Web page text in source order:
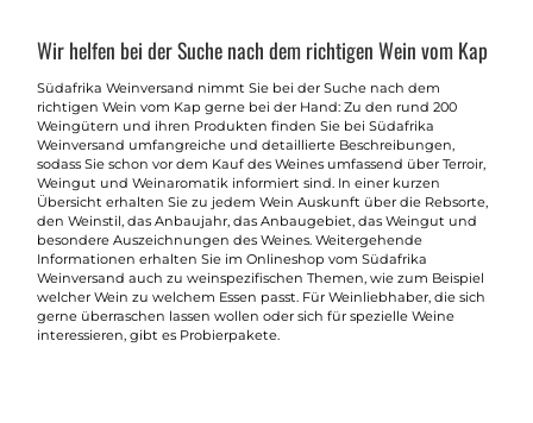
Wir helfen bei der Suche nach dem richtigen Wein vom Kap
Südafrika Weinversand nimmt Sie bei der Suche nach dem
richtigen Wein vom Kap gerne bei der Hand: Zu den rund 200
Weingütern und ihren Produkten finden Sie bei Südafrika
Weinversand umfangreiche und detaillierte Beschreibungen,
sodass Sie schon vor dem Kauf des Weines umfassend über Terroir,
Weingut und Weinaromatik informiert sind. In einer kurzen
Übersicht erhalten Sie zu jedem Wein Auskunft über die Rebsorte,
den Weinstil, das Anbaujahr, das Anbaugebiet, das Weingut und
besondere Auszeichnungen des Weines. Weitergehende
Informationen erhalten Sie im Onlineshop vom Südafrika
Weinversand auch zu weinspezifischen Themen, wie zum Beispiel
welcher Wein zu welchem Essen passt. Für Weinliebhaber, die sich
gerne überraschen lassen wollen oder sich für spezielle Weine
interessieren, gibt es Probierpakete.